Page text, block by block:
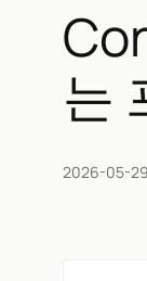
는
2026-05-29